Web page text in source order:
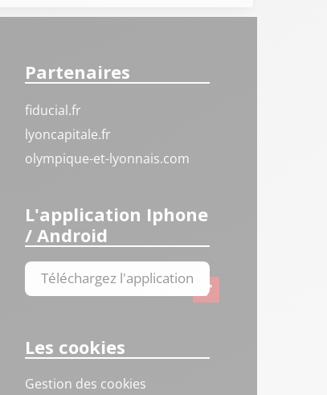
Partenaires
fiducial.fr
lyoncapitale.fr
olympique-et-lyonnais.com
L'application Iphone
/ Android
Téléchargez l'application
Les cookies
Gestion des cookies